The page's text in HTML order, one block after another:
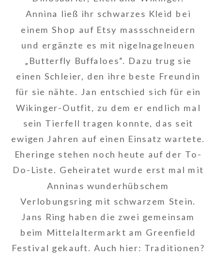
Annina ließ ihr schwarzes Kleid bei
einem Shop auf Etsy massschneidern
und ergänzte es mit nigelnagelneuen
„Butterfly Buffaloes“. Dazu trug sie
einen Schleier, den ihre beste Freundin
für sie nähte. Jan entschied sich für ein
Wikinger-Outfit, zu dem er endlich mal
sein Tierfell tragen konnte, das seit
ewigen Jahren auf einen Einsatz wartete.
Eheringe stehen noch heute auf der To-
Do-Liste. Geheiratet wurde erst mal mit
Anninas wunderhübschem
Verlobungsring mit schwarzem Stein.
Jans Ring haben die zwei gemeinsam
beim Mittelaltermarkt am Greenfield
Festival gekauft. Auch hier: Traditionen?